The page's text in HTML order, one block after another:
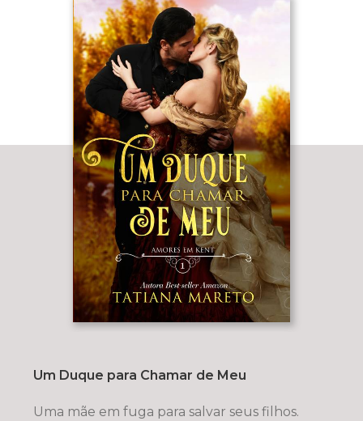
Um Duque para Chamar de Meu
Uma mãe em fuga para salvar seus filhos.